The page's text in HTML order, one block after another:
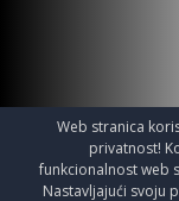
Web stranica
privatnost!
funkcionalnost web
Nastavljajući svoju